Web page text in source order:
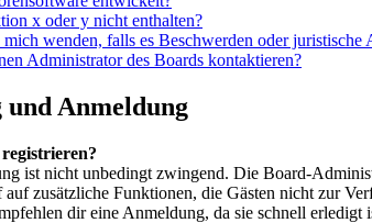
x oder y nicht enthalten?
wenden, falls es Beschwerden oder juristische
Administrator des Boards kontaktieren?
Anmeldung
ist nicht unbedingt zwingend. Die Board-
zusätzliche Funktionen, die Gästen nicht zur
dir eine Anmeldung, da sie schnell erledigt